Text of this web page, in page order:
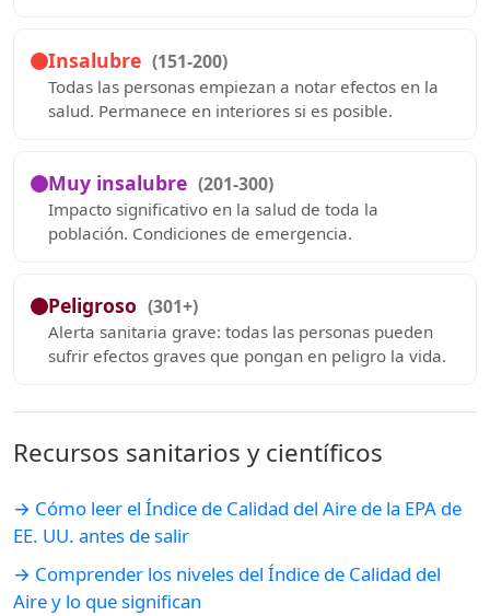
Insalubre (151-200)
Todas las personas empiezan a notar efectos en la
salud. Permanece en interiores si es posible.
Muy insalubre (201-300)
Impacto significativo en la salud de toda la
población. Condiciones de emergencia.
Peligroso (301+)
Alerta sanitaria grave: todas las personas pueden
sufrir efectos graves que pongan en peligro la vida.
Recursos sanitarios y científicos
→ Cómo leer el Índice de Calidad del Aire de la EPA de
EE. UU. antes de salir
→ Comprender los niveles del Índice de Calidad del
Aire y lo que significan